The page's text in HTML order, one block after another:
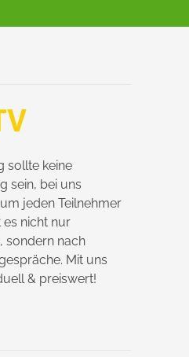
sollte keine
sein, bei uns
jeden Teilnehmer
es nicht nur
sondern nach
Mit uns
& preiswert!